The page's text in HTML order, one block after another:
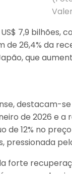
7,9 bilhões,
26,4% da
que
destacam-
de 2026 e
12% no
pressionada